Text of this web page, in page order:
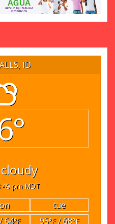
ID
pm MDT
tue
64°F 95°F/ 68°F